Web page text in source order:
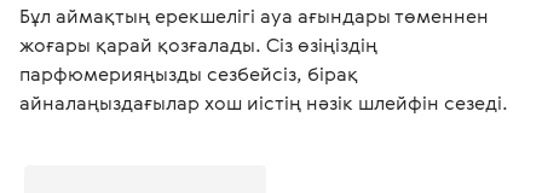
Бұл аймақтың ерекшелігі ауа ағындары төменнен
жоғары қарай қозғалады. Сіз өзіңіздің
парфюмерияңызды сезбейсіз, бірақ
айналаңыздағылар хош иістің нәзік шлейфін сезеді.